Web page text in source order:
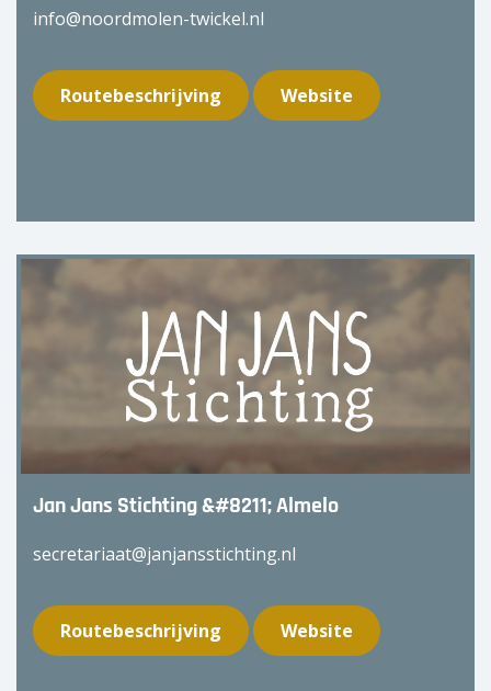
info@noordmolen-twickel.nl
Routebeschrijving Website
Jan Jans Stichting &#8211; Almelo
secretariaat@janjansstichting.nl
Routebeschrijving Website